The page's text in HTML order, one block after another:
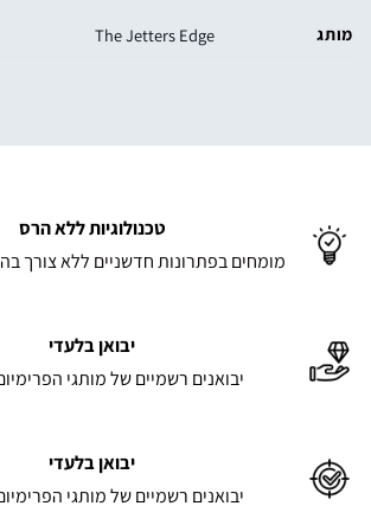
מותג The Jetters Edge
טכנולוגיות ללא הרס
מומחים בפתרונות חדשניים ללא צורך
יבואן בלעדי
יבואנים רשמיים של מותגי
יבואן בלעדי
יבואנים רשמיים של מותגי